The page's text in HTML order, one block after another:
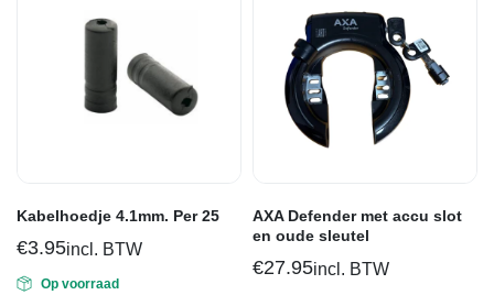
Kabelhoedje 4.1mm. Per 25
€3.95incl. BTW
Op voorraad
AXA Defender met accu slot
en oude sleutel
€27.95incl. BTW